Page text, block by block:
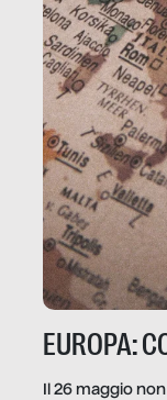
EUROPA:
Il 26 maggio